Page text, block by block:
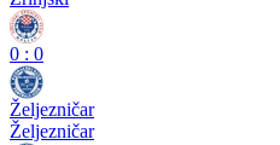
0 : 0
Željezničar
Željezničar